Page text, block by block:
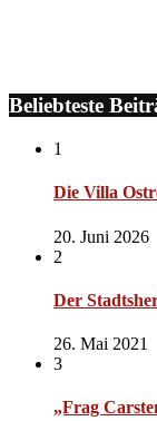
Beliebteste
1
Die Villa
20. Juni 2026
2
Der
26. Mai 2021
3
„Frag